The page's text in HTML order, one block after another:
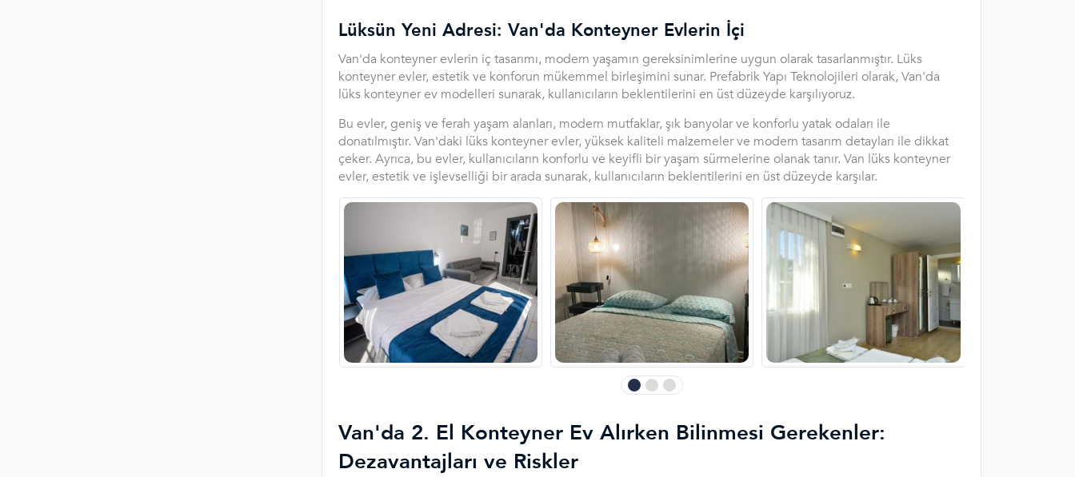
Lüksün Yeni Adresi: Van'da Konteyner Evlerin İçi
Van'da konteyner evlerin iç tasarımı, modern yaşamın gereksinimlerine uygun olarak tasarlanmıştır. Lüks
konteyner evler, estetik ve konforun mükemmel birleşimini sunar. Prefabrik Yapı Teknolojileri olarak, Van'da
lüks konteyner ev modelleri sunarak, kullanıcıların beklentilerini en üst düzeyde karşılıyoruz.
Bu evler, geniş ve ferah yaşam alanları, modern mutfaklar, şık banyolar ve konforlu yatak odaları ile
donatılmıştır. Van'daki lüks konteyner evler, yüksek kaliteli malzemeler ve modern tasarım detayları ile dikkat
çeker. Ayrıca, bu evler, kullanıcıların konforlu ve keyifli bir yaşam sürmelerine olanak tanır. Van lüks konteyner
evler, estetik ve işlevselliği bir arada sunarak, kullanıcıların beklentilerini en üst düzeyde karşılar.
Van'da 2. El Konteyner Ev Alırken Bilinmesi Gerekenler:
Dezavantajları ve Riskler